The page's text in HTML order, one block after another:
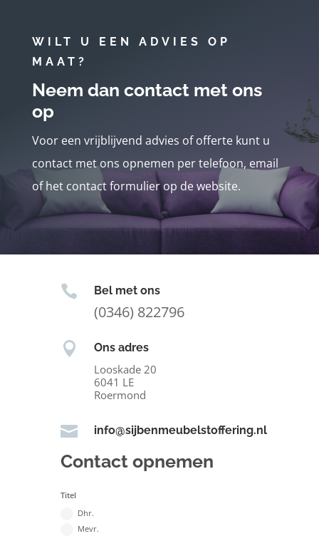
WILT U EEN ADVIES OP
MAAT?
Neem dan contact met ons
op
Voor een vrijblijvend advies of offerte kunt u
contact met ons opnemen per telefoon, email
of het contact formulier op de website.
 Bel met ons
(0346) 822796
 Ons adres
Looskade 20
6041 LE
Roermond
 info@sijbenmeubelstoffering.nl
Contact opnemen
Titel
Dhr.
Mevr.